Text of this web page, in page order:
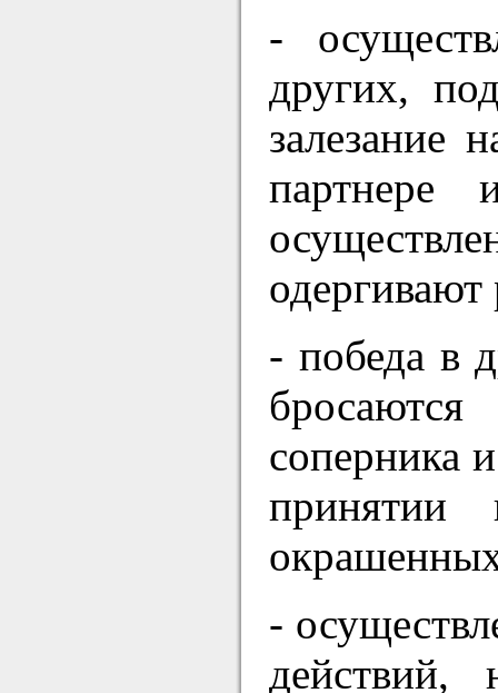
-
других,
залезание
партнере
одергивают
- победа в
соперника
-